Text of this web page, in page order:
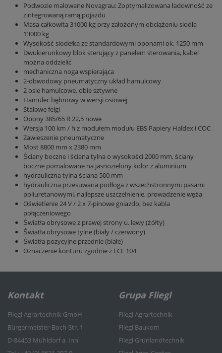
Podwozie malowane Novagrau: Zoptymalizowana ładowność ze
zintegrowaną ramą pojazdu
Masa całkowita 31000 kg przy założonym obciążeniu siodła
13000 kg
Wysokość siodełka ze standardowymi oponami ok. 1250 mm
Dwukierunkowy blok sterujący z panelem sterowania, kabel
można oddzielić
mechaniczna noga wspierająca
2-obwodowy pneumatyczny układ hamulcowy
2 osie hamulcowe, obie sztywne
Hamulec bębnowy w wersji osiowej
Stalowe felgi
Opony 385/65 R 22,5 nowe
Wersja 100 km / h z modułem modułu EBS Papiery Haldex i COC
Zawieszenie pneumatyczne
Most 8800 mm x 2380 mm
Ściany boczne i ściana tylna o wysokości 2000 mm, ściany
boczne pomalowane na jasnozielony kolor z aluminium
hydrauliczna tylna ściana 500 mm
hydrauliczna przesuwana podłoga z wszechstronnymi pasami
poliuretanowymi, najlepsze uszczelnienie, prowadzenie węża
Oświetlenie 24 V / 2 x 7-pinowe gniazdo, bez kabla
połączeniowego
Światła obrysowe z prawej strony u. lewy (żółty)
Światła obrysowe tylne (biały / czerwony)
Światła pozycyjne przednie (białe)
Oznaczenie konturu zgodnie z ECE 104
Kontakt
Fliegl Agrartechnik GmbH
Bürgermeister-Boch-Str. 1
D-84453 Mühldorf a. Inn
Grupa Fliegl
Fliegl Agrartechnik
Fliegl Baukom
Fliegl Grünlandtechnik